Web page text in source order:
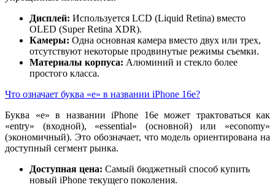
Дисплей: Используется LCD (Liquid Retina) вместо
OLED (Super Retina XDR).
Камеры: Одна основная камера вместо двух или трех,
отсутствуют некоторые продвинутые режимы съемки.
Материалы корпуса: Алюминий и стекло более
простого класса.
Что означает буква «e» в названии iPhone 16e?
Буква «e» в названии iPhone 16e может трактоваться как
«entry» (входной), «essential» (основной) или «economy»
(экономичный). Это обозначает, что модель ориентирована на
доступный сегмент рынка.
Доступная цена: Самый бюджетный способ купить
новый iPhone текущего поколения.